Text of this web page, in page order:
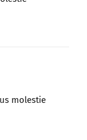
molestie